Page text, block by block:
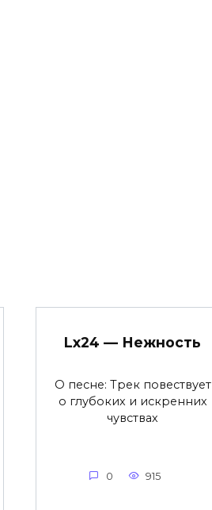
Lx24 — Нежность
О песне: Трек повествует
о глубоких и искренних
чувствах
0 915